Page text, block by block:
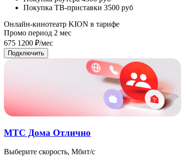
Покупка ТВ-приставки 3500 руб
Онлайн-кинотеатр KION в тарифе
Промо период 2 мес
675 1200 ₽/мес
Подключить
МТС Дома Отлично
Выберите скорость, Мбит/с